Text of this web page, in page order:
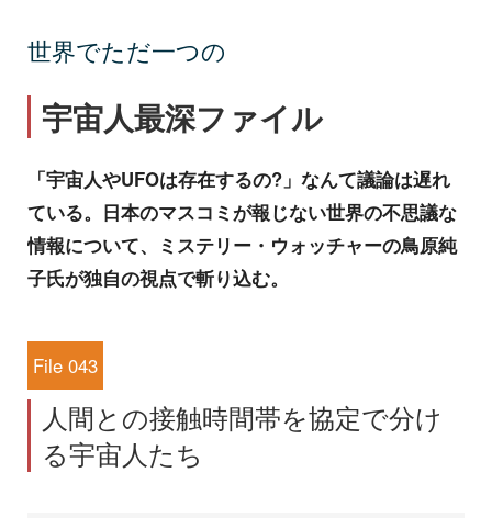
世界でただ一つの
宇宙人最深ファイル
「宇宙人やUFOは存在するの?」なんて議論は遅れ
ている。日本のマスコミが報じない世界の不思議な
情報について、ミステリー・ウォッチャーの鳥原純
子氏が独自の視点で斬り込む。
File 043
人間との接触時間帯を協定で分け
る宇宙人たち